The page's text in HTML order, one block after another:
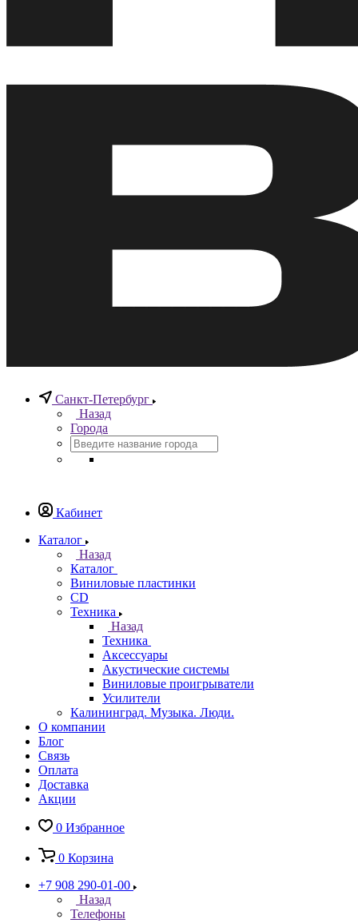
Санкт-Петербург
Назад
Города
Кабинет
Каталог
Назад
Каталог
Виниловые пластинки
CD
Техника
Назад
Техника
Аксессуары
Акустические системы
Виниловые проигрыватели
Усилители
Калининград. Музыка. Люди.
О компании
Блог
Связь
Оплата
Доставка
Акции
0 Избранное
0 Корзина
+7 908 290-01-00
Назад
Телефоны